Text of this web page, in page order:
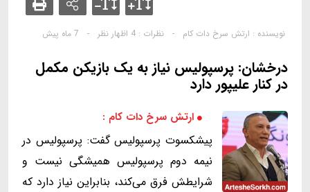
نویسنده : ارتش سرخ دات کام - نظرات : 4 اظهار نظر - 7 ماه پیش
درخشان: پرسپولیس نیاز به یک بازیکن مکمل
در کنار علیپور دارد
ارتش سرخ دات کام :
پیشکسوت پرسپولیس گفت: پرسپولیس در
نیمه دوم پرسپولیس همیشگی نیست و
شرایطش فرق می‌کند، بنابراین نیاز دارد که